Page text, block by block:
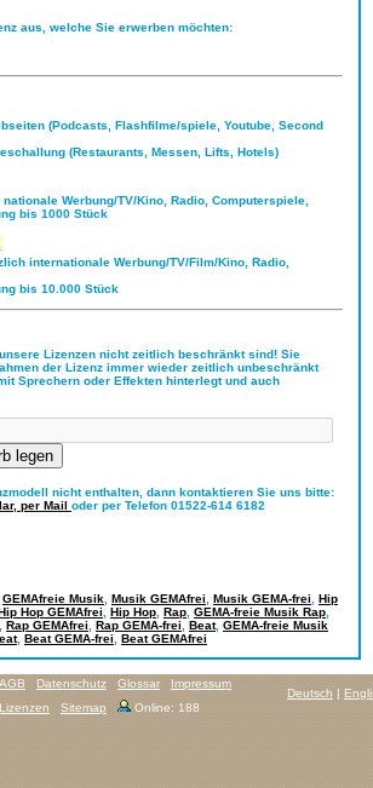
aus, welche Sie erwerben möchten:
(Podcasts, Flashfilme/spiele, Youtube, Second
(Restaurants, Messen, Lifts, Hotels)
Werbung/TV/Kino, Radio, Computerspiele,
bis 1000 Stück
internationale Werbung/TV/Film/Kino, Radio,
bis 10.000 Stück
Lizenzen nicht zeitlich beschränkt sind! Sie
der Lizenz immer wieder zeitlich unbeschränkt
Sprechern oder Effekten hinterlegt und auch
nicht enthalten, dann kontaktieren Sie uns bitte:
per Mail oder per Telefon 01522-614 6182
GEMAfreie Musik Musik GEMAfrei Musik GEMA-frei
Hip
Hop GEMAfrei Hip Hop Rap GEMA-freie Musik Rap
Rap GEMAfrei Rap GEMA-frei Beat, GEMA-freie Musik
, Beat GEMA-frei Beat GEMAfrei
Deutsch |
AGB Datenschutz Glossar
Impressum
Lizenzen
Sitemap Online: 188